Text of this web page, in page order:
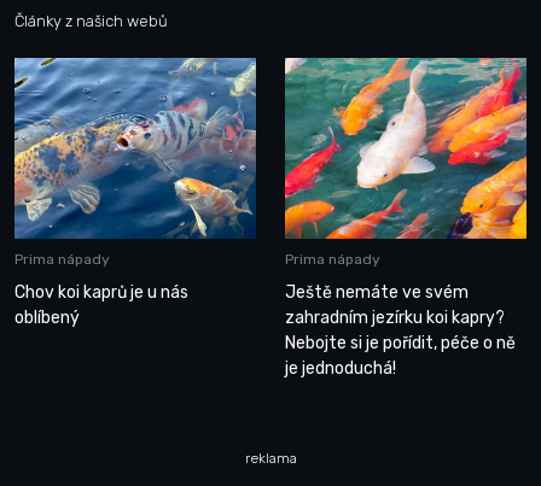
Články z našich webů
Prima nápady
Chov koi kaprů je u nás
oblíbený
Prima nápady
Ještě nemáte ve svém
zahradním jezírku koi kapry?
Nebojte si je pořídit, péče o ně
je jednoduchá!
reklama